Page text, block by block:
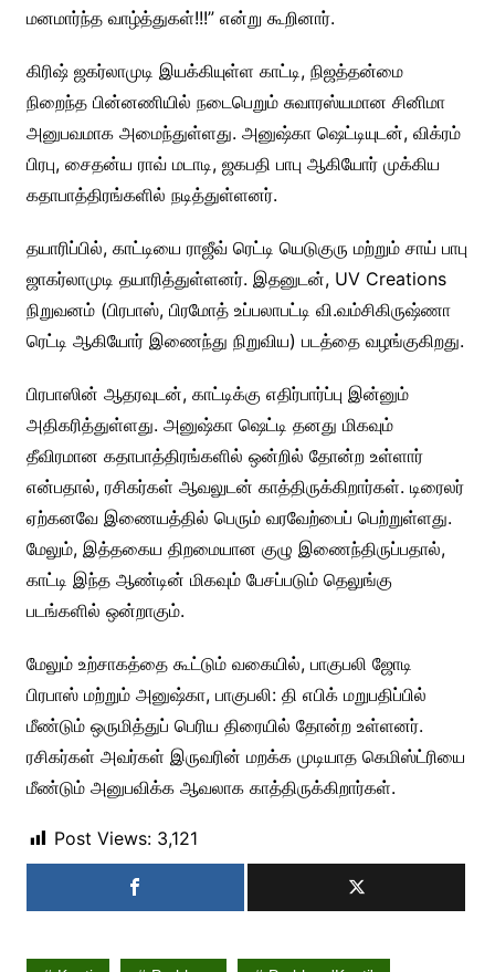
மனமார்ந்த வாழ்த்துகள்!!!” என்று கூறினார்.
கிரிஷ் ஜகர்லாமுடி இயக்கியுள்ள காட்டி, நிஜத்தன்மை
நிறைந்த பின்னணியில் நடைபெறும் சுவாரஸ்யமான சினிமா
அனுபவமாக அமைந்துள்ளது. அனுஷ்கா ஷெட்டியுடன், விக்ரம்
பிரபு, சைதன்ய ராவ் மடாடி, ஜகபதி பாபு ஆகியோர் முக்கிய
கதாபாத்திரங்களில் நடித்துள்ளனர்.
தயாரிப்பில், காட்டியை ராஜீவ் ரெட்டி யெடுகுரு மற்றும் சாய் பாபு
ஜாகர்லாமுடி தயாரித்துள்ளனர். இதனுடன், UV Creations
நிறுவனம் (பிரபாஸ், பிரமோத் உப்பலாபட்டி வி.வம்சிகிருஷ்ணா
ரெட்டி ஆகியோர் இணைந்து நிறுவிய) படத்தை வழங்குகிறது.
பிரபாஸின் ஆதரவுடன், காட்டிக்கு எதிர்பார்ப்பு இன்னும்
அதிகரித்துள்ளது. அனுஷ்கா ஷெட்டி தனது மிகவும்
தீவிரமான கதாபாத்திரங்களில் ஒன்றில் தோன்ற உள்ளார்
என்பதால், ரசிகர்கள் ஆவலுடன் காத்திருக்கிறார்கள். டிரைலர்
ஏற்கனவே இணையத்தில் பெரும் வரவேற்பைப் பெற்றுள்ளது.
மேலும், இத்தகைய திறமையான குழு இணைந்திருப்பதால்,
காட்டி இந்த ஆண்டின் மிகவும் பேசப்படும் தெலுங்கு
படங்களில் ஒன்றாகும்.
மேலும் உற்சாகத்தை கூட்டும் வகையில், பாகுபலி ஜோடி
பிரபாஸ் மற்றும் அனுஷ்கா, பாகுபலி: தி எபிக் மறுபதிப்பில்
மீண்டும் ஒருமித்துப் பெரிய திரையில் தோன்ற உள்ளனர்.
ரசிகர்கள் அவர்கள் இருவரின் மறக்க முடியாத கெமிஸ்ட்ரியை
மீண்டும் அனுபவிக்க ஆவலாக காத்திருக்கிறார்கள்.
Post Views: 3,121